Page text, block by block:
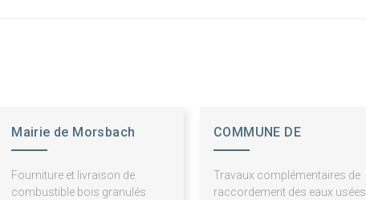
Mairie de Morsbach
Fourniture et livraison de
combustible bois granulés
COMMUNE DE
Travaux complémentaires de
raccordement des eaux usées